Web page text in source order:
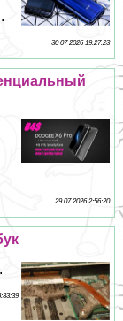
30 07 2026 19:27:23
29 07 2026 2:56:20